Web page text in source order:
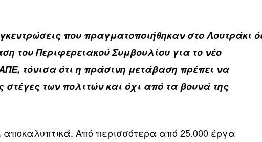
που πραγματοποιήθηκαν στο Λουτράκι
του Περιφερειακού Συμβουλίου για το νέο
τόνισα ότι η πράσινη μετάβαση πρέπει να
στέγες των πολιτών και όχι από τα βουνά της
αποκαλυπτικά. Από περισσότερα από 25.000 έργα